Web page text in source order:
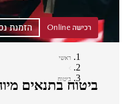
רכישה Online הזמנת
ראשי
ביטוח
ביטוח בתנאים